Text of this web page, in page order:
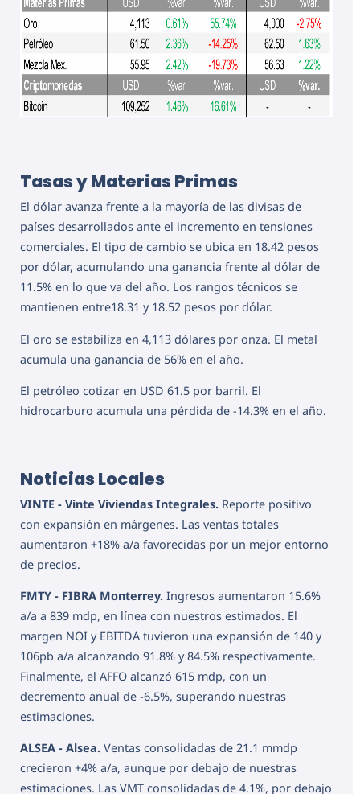
Tasas y Materias Primas
El dólar avanza frente a la mayoría de las divisas de
países desarrollados ante el incremento en tensiones
comerciales. El tipo de cambio se ubica en 18.42 pesos
por dólar, acumulando una ganancia frente al dólar de
11.5% en lo que va del año. Los rangos técnicos se
mantienen entre18.31 y 18.52 pesos por dólar.
El oro se estabiliza en 4,113 dólares por onza. El metal
acumula una ganancia de 56% en el año.
El petróleo cotizar en USD 61.5 por barril. El
hidrocarburo acumula una pérdida de -14.3% en el año.
Noticias Locales
VINTE - Vinte Viviendas Integrales. Reporte positivo
con expansión en márgenes. Las ventas totales
aumentaron +18% a/a favorecidas por un mejor entorno
de precios.
FMTY - FIBRA Monterrey. Ingresos aumentaron 15.6%
a/a a 839 mdp, en línea con nuestros estimados. El
margen NOI y EBITDA tuvieron una expansión de 140 y
106pb a/a alcanzando 91.8% y 84.5% respectivamente.
Finalmente, el AFFO alcanzó 615 mdp, con un
decremento anual de -6.5%, superando nuestras
estimaciones.
ALSEA - Alsea. Ventas consolidadas de 21.1 mmdp
crecieron +4% a/a, aunque por debajo de nuestras
estimaciones. Las VMT consolidadas de 4.1%, por debajo